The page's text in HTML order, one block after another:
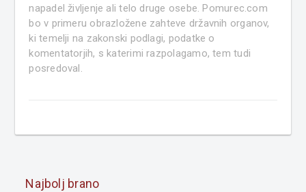
napadel življenje ali telo druge osebe. Pomurec.com
bo v primeru obrazložene zahteve državnih organov,
ki temelji na zakonski podlagi, podatke o
komentatorjih, s katerimi razpolagamo, tem tudi
posredoval.
Najbolj brano